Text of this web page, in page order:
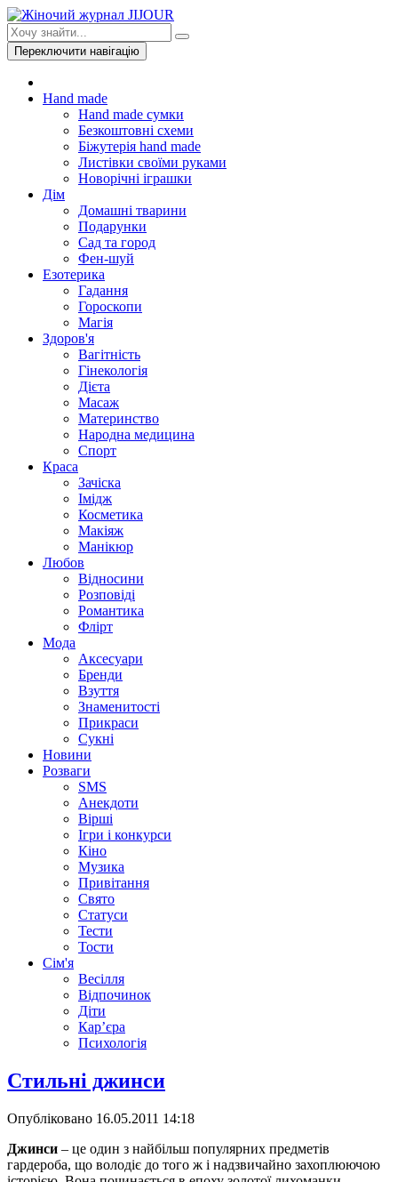
Переключити навігацію
Hand made
Hand made сумки
Безкоштовні схеми
Біжутерія hand made
Листівки своїми руками
Новорічні іграшки
Дім
Домашні тварини
Подарунки
Сад та город
Фен-шуй
Езотерика
Гадання
Гороскопи
Магія
Здоров'я
Вагітність
Гінекологія
Дієта
Масаж
Материнство
Народна медицина
Спорт
Краса
Зачіска
Імідж
Косметика
Макіяж
Манікюр
Любов
Відносини
Розповіді
Романтика
Флірт
Мода
Аксесуари
Бренди
Взуття
Знаменитості
Прикраси
Сукні
Новини
Розваги
SMS
Анекдоти
Вірші
Ігри і конкурси
Кіно
Музика
Привітання
Свято
Статуси
Тести
Тости
Сім'я
Весілля
Відпочинок
Діти
Кар’єра
Психологія
Стильні джинси
Опубліковано 16.05.2011 14:18
Джинси – це один з найбільш популярних предметів
гардероба, що володіє до того ж і надзвичайно захоплюючою